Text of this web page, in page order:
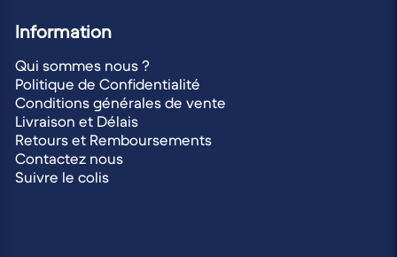
Information
Qui sommes nous ?
Politique de Confidentialité
Conditions générales de vente
Livraison et Délais
Retours et Remboursements
Contactez nous
Suivre le colis